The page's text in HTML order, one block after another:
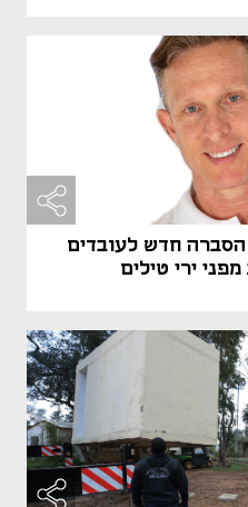
הסברה חדש לעובדים
ירי טילים